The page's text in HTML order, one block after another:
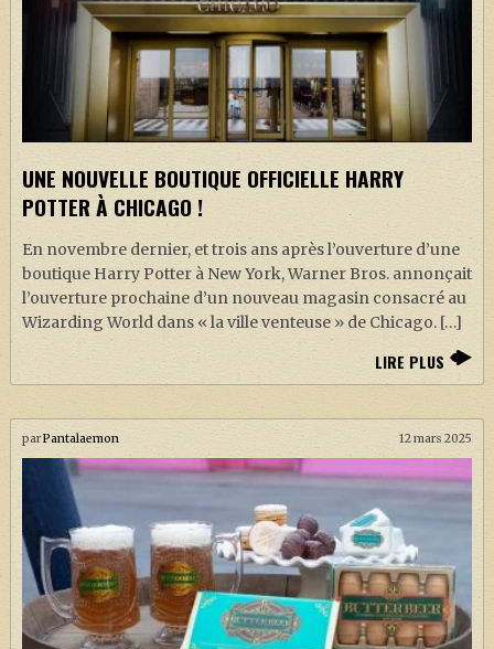
UNE NOUVELLE BOUTIQUE OFFICIELLE HARRY
POTTER À CHICAGO !
En novembre dernier, et trois ans après l’ouverture d’une
boutique Harry Potter à New York, Warner Bros. annonçait
l’ouverture prochaine d’un nouveau magasin consacré au
Wizarding World dans « la ville venteuse » de Chicago. […]
LIRE PLUS
parPantalaemon 12 mars 2025